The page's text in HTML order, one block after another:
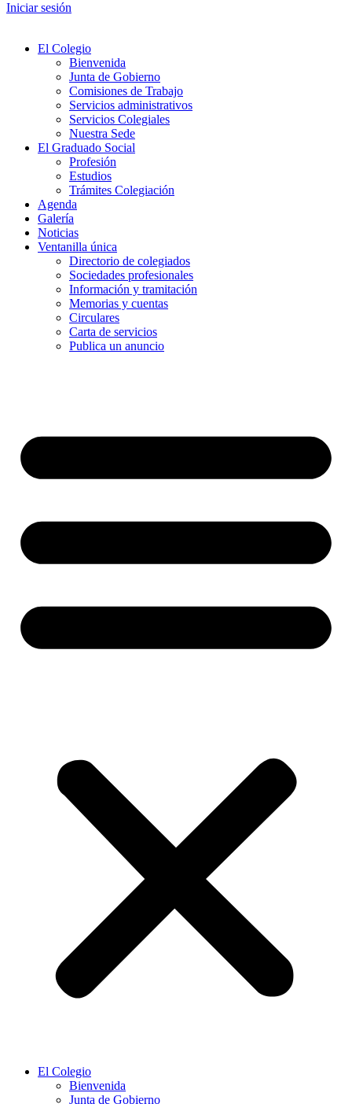
Iniciar sesión
El Colegio
Bienvenida
Junta de Gobierno
Comisiones de Trabajo
Servicios administrativos
Servicios Colegiales
Nuestra Sede
El Graduado Social
Profesión
Estudios
Trámites Colegiación
Agenda
Galería
Noticias
Ventanilla única
Directorio de colegiados
Sociedades profesionales
Información y tramitación
Memorias y cuentas
Circulares
Carta de servicios
Publica un anuncio
El Colegio
Bienvenida
Junta de Gobierno